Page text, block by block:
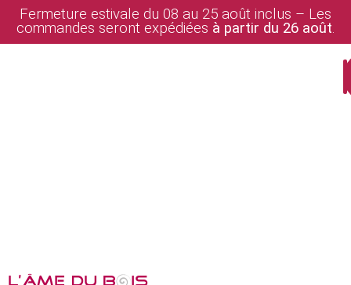
Fermeture estivale du 08 au 25 août inclus – Les
commandes seront expédiées à partir du 26 août.